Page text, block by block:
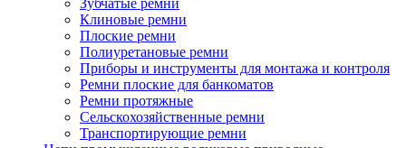
Зубчатые ремни
Клиновые ремни
Плоские ремни
Полиуретановые ремни
Приборы и инструменты для монтажа и контроля
Ремни плоские для банкоматов
Ремни протяжные
Сельскохозяйственные ремни
Транспортирующие ремни